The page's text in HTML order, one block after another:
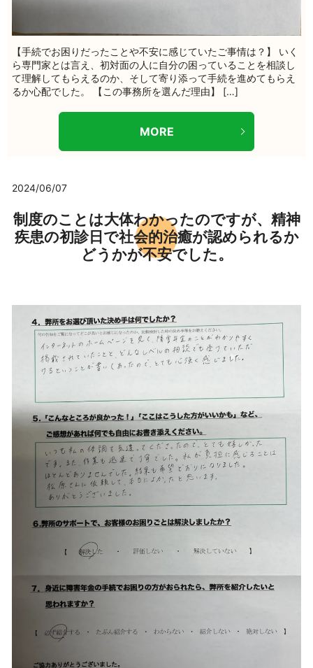
【手続でお困りだったことや不安に感じていたご事情は？】 いく
ら専門家とは言え、初対面の人に自分の困っていることを相談し
て理解してもらえるのか、そして寄り添って手続を進めてもらえ
るか心配でした。 【この事務所を選んだ理由】 […]
MORE
2024/06/07
制度のことは大体わかったのですが、精神
疾患の初診日で社会的治癒が認められるか
どうかが不安でした。